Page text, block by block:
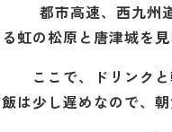
都市高速、西九州
虹の松原と唐津城を
ここで、ドリンク
は少し遅めなので、